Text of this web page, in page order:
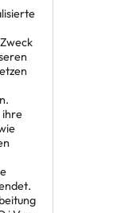
ihre